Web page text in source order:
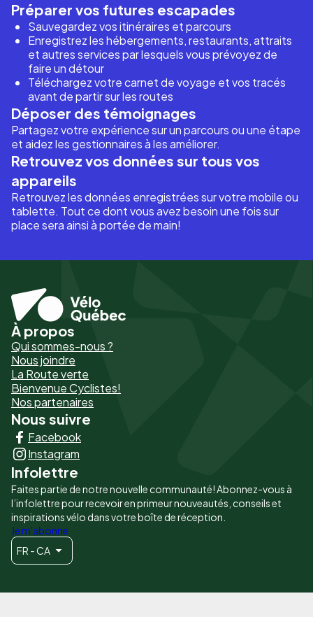
Préparer vos futures escapades
Sauvegardez vos itinéraires et parcours
Enregistrez les hébergements, restaurants, attraits
et autres services par lesquels vous prévoyez de
faire un détour
Téléchargez votre carnet de voyage et vos tracés
avant de partir sur les routes
Déposer des témoignages
Partagez votre expérience sur un parcours ou une étape
et aidez les gestionnaires à les améliorer.
Retrouvez vos données sur tous vos
appareils
Retrouvez les données enregistrées sur votre mobile ou
tablette. Tout ce dont vous avez besoin une fois sur
place sera ainsi à portée de main!
Pied
de
page
-
Liens
principaux
À propos
Qui sommes-nous ?
Nous joindre
La Route verte
Bienvenue Cyclistes!
Nos partenaires
Nous suivre
Facebook
Instagram
Infolettre
Faites partie de notre nouvelle communauté! Abonnez-vous à
l’infolettre pour recevoir en primeur nouveautés, conseils et
inspirations vélo dans votre boîte de réception.
Je m'abonne
FR - CA